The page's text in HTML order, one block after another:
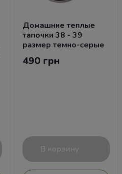
Домашние теплые
тапочки 38 - 39
размер темно-серые
490 грн
В корзину